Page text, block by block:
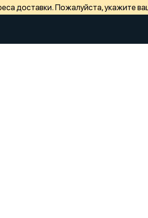
доставки. Пожалуйста, укажите